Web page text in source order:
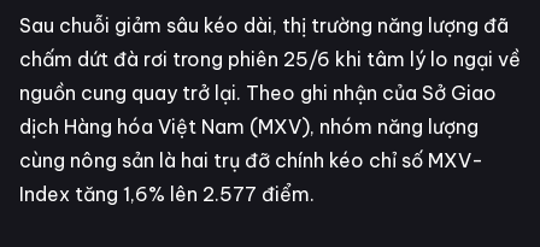
Sau chuỗi giảm sâu kéo dài, thị trường năng lượng đã
chấm dứt đà rơi trong phiên 25/6 khi tâm lý lo ngại về
nguồn cung quay trở lại. Theo ghi nhận của Sở Giao
dịch Hàng hóa Việt Nam (MXV), nhóm năng lượng
cùng nông sản là hai trụ đỡ chính kéo chỉ số MXV-
Index tăng 1,6% lên 2.577 điểm.